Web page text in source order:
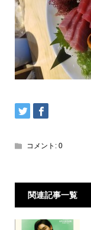
コメント: 0
関連記事一覧